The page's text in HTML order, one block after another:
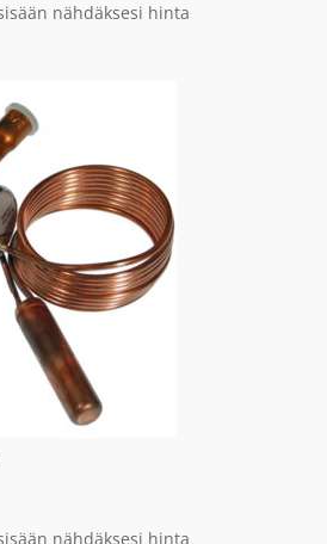
nähdäksesi hinta
nähdäksesi hinta